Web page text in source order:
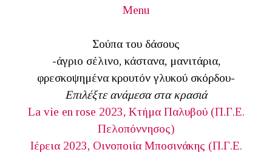
Menu
Σούπα του δάσους
-άγριο σέλινο, κάστανα, μανιτάρια,
φρεσκοψημένα κρουτόν γλυκού σκόρδου-
Επιλέξτε ανάμεσα στα κρασιά
La vie en rose 2023, Κτήμα Παλυβού (Π.Γ.Ε.
Πελοπόννησος)
Ιέρεια 2023, Οινοποιία Μποσινάκης (Π.Γ.Ε.